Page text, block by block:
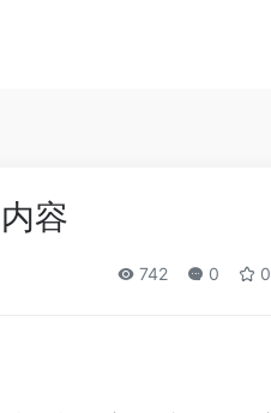
容
742 0 0